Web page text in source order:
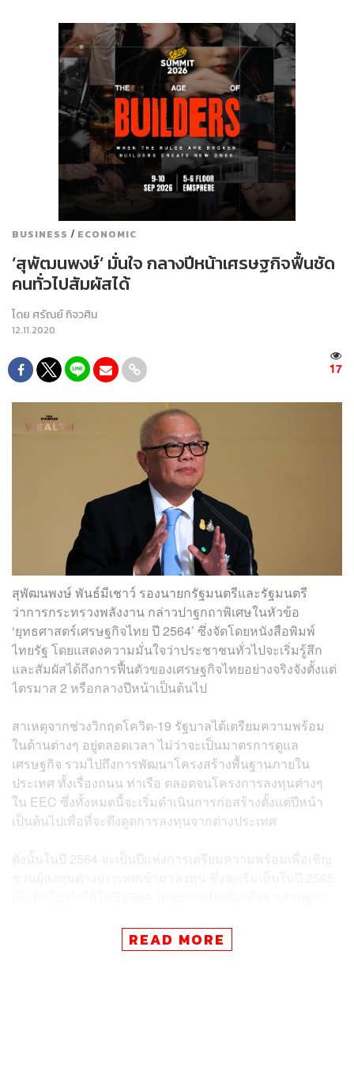
BUSINESS / ECONOMIC
‘สุพัฒนพงษ์’ มั่นใจ กลางปีหน้าเศรษฐกิจฟื้นชัด
คนทั่วไปสัมผัสได้
โดย ศรัณย์ กิจวศิน
12.11.2020
17
สุพัฒนพงษ์ พันธ์มีเชาว์ รองนายกรัฐมนตรีและรัฐมนตรี
ว่าการกระทรวงพลังงาน กล่าวปาฐกถาพิเศษในหัวข้อ
‘ยุทธศาสตร์เศรษฐกิจไทย ปี 2564’ ซึ่งจัดโดยหนังสือพิมพ์
ไทยรัฐ โดยแสดงความมั่นใจว่าประชาชนทั่วไปจะเริ่มรู้สึก
และสัมผัสได้ถึงการฟื้นตัวของเศรษฐกิจไทยอย่างจริงจังตั้งแต่
ไตรมาส 2 หรือกลางปีหน้าเป็นต้นไป
สาเหตุจากช่วงวิกฤตโควิด-19 รัฐบาลได้เตรียมความพร้อม
ในด้านต่างๆ อยู่ตลอดเวลา ไม่ว่าจะเป็นมาตรการดูแล
เศรษฐกิจ รวมไปถึงการพัฒนาโครงสร้างพื้นฐานภายใน
ประเทศ ทั้งเรื่องถนน ท่าเรือ ตลอดจนโครงการลงทุนต่างๆ
ใน EEC ซึ่งทั้งหมดนี้จะเริ่มดำเนินการก่อสร้างตั้งแต่ปีหน้า
เป็นต้นไปเพื่อที่จะดึงดูดการลงทุนจากต่างประเทศ
ดังนั้นในปี 2564 จะเป็นปีแห่งการเตรียมความพร้อมเพื่อเชิญ
สะท้อนผ่านเงินทุนสำรองระหว่างประเทศที่อยู่ระดับสูง และ
หนี้สาธารณะต่ำ มีศักยภาพในการกู้ยืมได้อีกมาก
READ MORE